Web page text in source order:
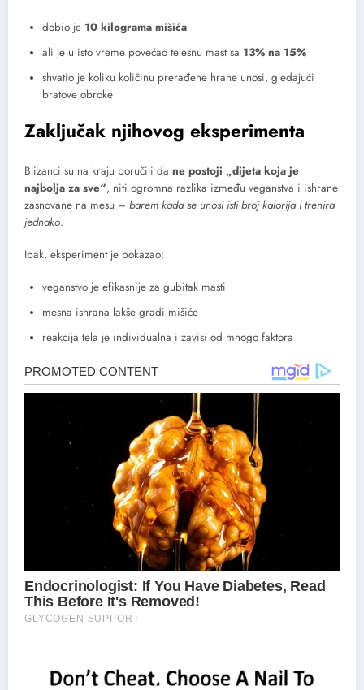
dobio je 10 kilograma mišića
ali je u isto vreme povećao telesnu mast sa 13% na 15%
shvatio je koliku količinu prerađene hrane unosi, gledajući
bratove obroke
Zaključak njihovog eksperimenta
Blizanci su na kraju poručili da ne postoji „dijeta koja je
najbolja za sve“, niti ogromna razlika između veganstva i ishrane
zasnovane na mesu – barem kada se unosi isti broj kalorija i trenira
jednako.
Ipak, eksperiment je pokazao:
veganstvo je efikasnije za gubitak masti
mesna ishrana lakše gradi mišiće
reakcija tela je individualna i zavisi od mnogo faktora